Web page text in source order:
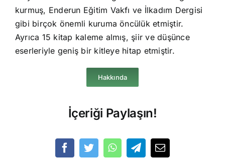
kurmuş, Enderun Eğitim Vakfı ve İlkadım Dergisi
gibi birçok önemli kuruma öncülük etmiştir.
Ayrıca 15 kitap kaleme almış, şiir ve düşünce
eserleriyle geniş bir kitleye hitap etmiştir.
Hakkında
İçeriği Paylaşın!